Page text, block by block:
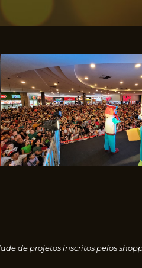
de projetos inscritos pelos